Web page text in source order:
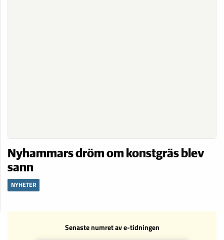
Nyhammars dröm om konstgräs blev
sann
NYHETER
Senaste numret av e-tidningen